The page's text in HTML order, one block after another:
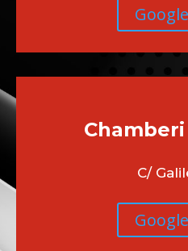
Chamberi
C/